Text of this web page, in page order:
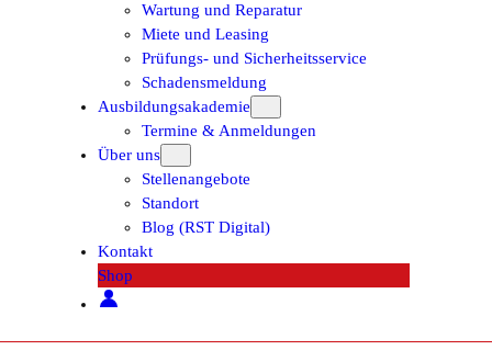
Wartung und Reparatur
Miete und Leasing
Prüfungs- und Sicherheitsservice
Schadensmeldung
Ausbildungsakademie
Termine & Anmeldungen
Über uns
Stellenangebote
Standort
Blog (RST Digital)
Kontakt
Shop